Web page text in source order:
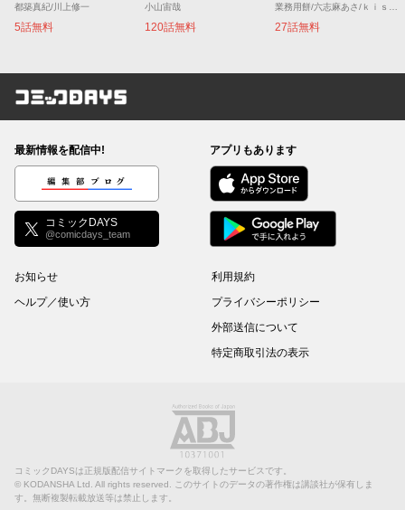
都築真紀/川上修一
5話無料
小山宙哉
120話無料
業務用餅/六志麻あさ/ｋｉｓｕｉ
27話無料
コミックDAYS
最新情報を配信中!
編集部ブログ
コミックDAYS
@comicdays_team
アプリもあります
お知らせ
ヘルプ／使い方
利用規約
プライバシーポリシー
外部送信について
特定商取引法の表示
コミックDAYSは正規版配信サイトマークを取得したサービスです。
© KODANSHA Ltd. All rights reserved. このサイトのデータの著作権は講談社が保有しま
す。無断複製転載放送等は禁止します。